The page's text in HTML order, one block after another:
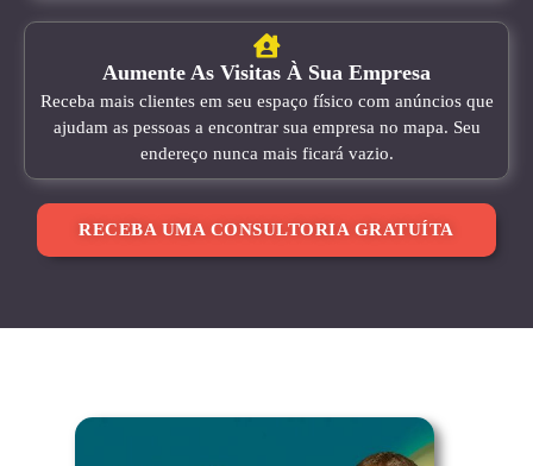
Aumente As Visitas À Sua Empresa
Receba mais clientes em seu espaço físico com anúncios que
ajudam as pessoas a encontrar sua empresa no mapa. Seu
endereço nunca mais ficará vazio.
RECEBA UMA CONSULTORIA GRATUÍTA